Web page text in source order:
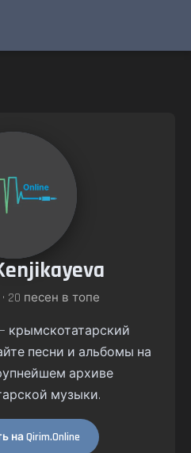
20 песен в топе
— крымскотатарский
песни и альбомы на
архиве
музыки.
Qirim.Online